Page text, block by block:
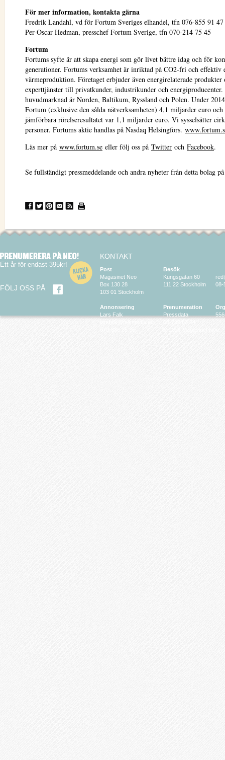
För mer information, kontakta gärna
Fredrik Landahl, vd för Fortum Sveriges elhandel, tfn 076-855 91 47
Per-Oscar Hedman, presschef Fortum Sverige, tfn 070-214 75 45
Fortum
Fortums syfte är att skapa energi som gör livet bättre idag och för
generationer. Fortums verksamhet är inriktad på CO2-fri och effektiv
värmeproduktion. Företaget erbjuder även energirelaterade produkter
experttjänster till privatkunder, industrikunder och
huvudmarknad är Norden, Baltikum, Ryssland och Polen. Under
Fortum (exklusive den sålda nätverksamheten) 4,1 miljarder euro och
jämförbara rörelseresultatet var 1,1 miljarder euro. Vi sysselsätter
personer. Fortums aktie handlas på Nasdaq Helsingfors.
Läs mer på www.fortum.se eller följ oss på Twitter och Facebook.
Se fullständigt pressmeddelande och andra nyheter från detta bolag
Ett år för endast 395kr!
FÖLJ OSS PÅ
KONTAKT
Post
Magasinet Neo
Box 130 28
103 01 Stockholm
Annonsering
Lars Falk
Besök
Kungsgatan 60
111 22 Stockholm
Prenumeration
Pressdata
08-